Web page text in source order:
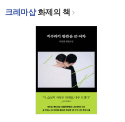
크레마샵화제의 책